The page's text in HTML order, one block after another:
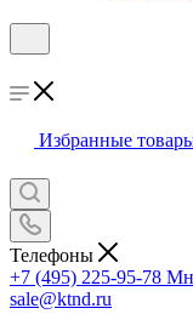
Избранные
Телефоны
+7 (495) 225-95-78
sale@ktnd.ru